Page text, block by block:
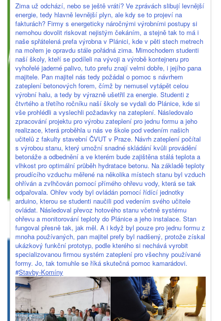
Zima už odchází, nebo se ještě vrátí? Ve zprávách slibují levnější
energie, tedy hlavně levnější plyn, ale kdy se to projeví na
fakturách? Firmy s energeticky náročnými výrobními postupy si
nemohou dovolit riskovat nejistým čekáním, a stejně tak to má i
naše spřátelená prefa výrobna v Plánici, kde v pěti stech metrech
na mořem je opravdu stále pořádná zima. Mimochodem studenti
naší školy, kteří se podíleli na vývoji a výrobě kontejneru pro
vyhořelé jaderné palivo, tuto prefu znají velmi dobře, i jejího pana
majitele. Pan majitel nás tedy požádal o pomoc s návrhem
zateplení betonových forem, čímž by nemusel vytápět celou
výrobní halu, a tedy by výrazně ušetřil za energie. Studenti z
čtvrtého a třetího ročníku naší školy se vydali do Plánice, kde si
vše prohlédli a vyslechli požadavky na zateplení. Následovalo
zpracování projektu pro výrobu zateplení pro jednu formu a jeho
realizace, která proběhla u nás ve škole pod vedením našich
učitelů z fakulty stavební ČVUT v Praze. Návrh zateplení počítal
s výrobou stanu, který umožní snadné skládání kvůli provádění
betonáže a odbednění a ve kterém bude zajištěna stálá teplota a
vlhkost pro optimální průběh hydratace betonu. Na základě teploty
proudícího vzduchu měřené na několika místech stanu byl vzduch
ohříván a zvlhčován pomocí přímého ohřevu vody, která se tak
odpařovala. Ohřev vody byl ovládán pomocí řídící jednotky
arduino, kterou se studenti naučili pod vedením svého učitele
ovládat. Následoval převoz hotového stanu včetně systému
ohřevu a monitorování teploty do Plánice a jeho instalace. Stan
fungoval přesně tak, jak měl. A i když byl pouze pro jednu formu z
mnoha používaných, pan majitel prefy byl nadšený, protože získal
ukázkový funkční prototyp, podle kterého si nechává vyrobit
specializovanou firmou systém zateplení pro všechny používané
formy. Jo, tak tomuhle se říká skutečná pomoc kamarádovi.
#Stavby-Komíny